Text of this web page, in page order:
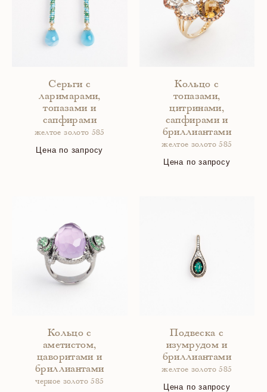
Серьги с
ларимарами,
топазами и
сапфирами
желтое золото 585
Цена по запросу
Кольцо с
топазами,
цитринами,
сапфирами и
бриллиантами
желтое золото 585
Цена по запросу
Кольцо с
аметистом,
цаворитами и
бриллиантами
черное золото 585
Подвеска с
изумрудом и
бриллиантами
желтое золото 585
Цена по запросу